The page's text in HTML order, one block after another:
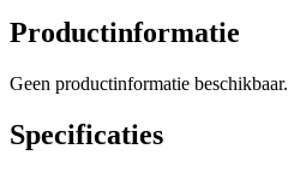
Productinformatie
Geen productinformatie beschikbaar.
Specificaties